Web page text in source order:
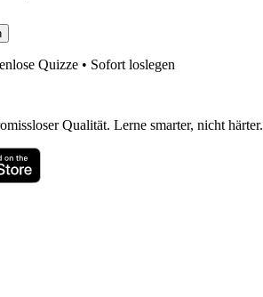
Quizze • Sofort loslegen
Qualität. Lerne smarter, nicht härter.